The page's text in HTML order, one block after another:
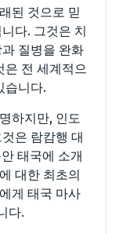
된 것으로 믿
다. 그것은 치
질병을 완화
은 전 세계적으
습니다.
하지만, 인도
은 람캄행 대
태국에 소개
대한 최초의
게 태국 마사
다.